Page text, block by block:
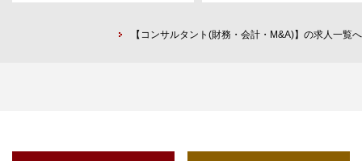
士法人業務をご担当いただく場合
【コンサルタント(財務・会計・M&A)】の求人一覧へ